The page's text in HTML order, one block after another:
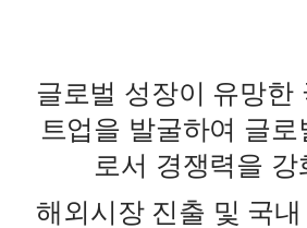
글로벌 성장이 유망한
트업을 발굴하여 글로
로서 경쟁력을 강
해외시장 진출 및 국